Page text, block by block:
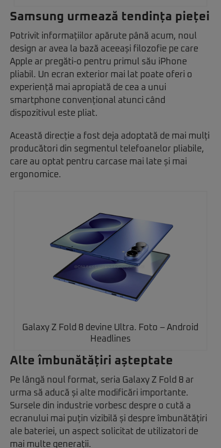
Samsung urmează tendința pieței
Potrivit informațiilor apărute până acum, noul
design ar avea la bază aceeași filozofie pe care
Apple ar pregăti-o pentru primul său iPhone
pliabil. Un ecran exterior mai lat poate oferi o
experiență mai apropiată de cea a unui
smartphone convențional atunci când
dispozitivul este pliat.
Această direcție a fost deja adoptată de mai mulți
producători din segmentul telefoanelor pliabile,
care au optat pentru carcase mai late și mai
ergonomice.
Galaxy Z Fold 8 devine Ultra. Foto – Android
Headlines
Alte îmbunătățiri așteptate
Pe lângă noul format, seria Galaxy Z Fold 8 ar
urma să aducă și alte modificări importante.
Sursele din industrie vorbesc despre o cută a
ecranului mai puțin vizibilă și despre îmbunătățiri
ale bateriei, un aspect solicitat de utilizatori de
mai multe generații.